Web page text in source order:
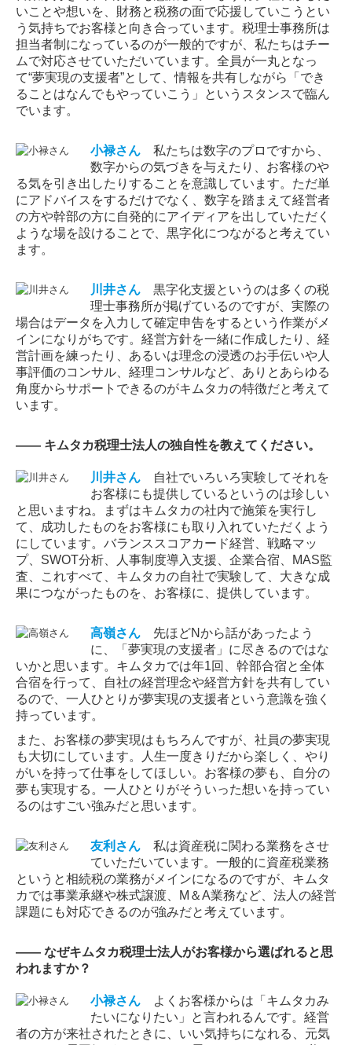
いことや想いを、財務と税務の面で応援していこうとい
う気持ちでお客様と向き合っています。税理士事務所は
担当者制になっているのが一般的ですが、私たちはチー
ムで対応させていただいています。全員が一丸となっ
て“夢実現の支援者”として、情報を共有しながら「でき
ることはなんでもやっていこう」というスタンスで臨ん
でいます。
小禄さん私たちは数字のプロですから、
数字からの気づきを与えたり、お客様のや
る気を引き出したりすることを意識しています。ただ単
にアドバイスをするだけでなく、数字を踏まえて経営者
の方や幹部の方に自発的にアイディアを出していただく
ような場を設けることで、黒字化につながると考えてい
ます。
川井さん黒字化支援というのは多くの税
理士事務所が掲げているのですが、実際の
場合はデータを入力して確定申告をするという作業がメ
インになりがちです。経営方針を一緒に作成したり、経
営計画を練ったり、あるいは理念の浸透のお手伝いや人
事評価のコンサル、経理コンサルなど、ありとあらゆる
角度からサポートできるのがキムタカの特徴だと考えて
います。
―― キムタカ税理士法人の独自性を教えてください。
川井さん自社でいろいろ実験してそれを
お客様にも提供しているというのは珍しい
と思いますね。まずはキムタカの社内で施策を実行し
て、成功したものをお客様にも取り入れていただくよう
にしています。バランススコアカード経営、戦略マッ
プ、SWOT分析、人事制度導入支援、企業合宿、MAS監
査、これすべて、キムタカの自社で実験して、大きな成
果につながったものを、お客様に、提供しています。
高嶺さん先ほどNから話があったよう
に、「夢実現の支援者」に尽きるのではな
いかと思います。キムタカでは年1回、幹部合宿と全体
合宿を行って、自社の経営理念や経営方針を共有してい
るので、一人ひとりが夢実現の支援者という意識を強く
持っています。
また、お客様の夢実現はもちろんですが、社員の夢実現
も大切にしています。人生一度きりだから楽しく、やり
がいを持って仕事をしてほしい。お客様の夢も、自分の
夢も実現する。一人ひとりがそういった想いを持ってい
るのはすごい強みだと思います。
友利さん私は資産税に関わる業務をさせ
ていただいています。一般的に資産税業務
というと相続税の業務がメインになるのですが、キムタ
カでは事業承継や株式譲渡、M＆A業務など、法人の経営
課題にも対応できるのが強みだと考えています。
―― なぜキムタカ税理士法人がお客様から選ばれると思
われますか？
小禄さんよくお客様からは「キムタカみ
たいになりたい」と言われるんです。経営
者の方が来社されたときに、いい気持ちになれる、元気